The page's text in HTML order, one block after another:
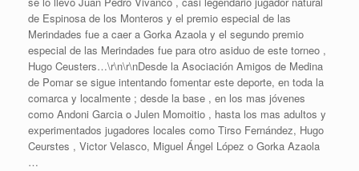
de Espinosa de los Monteros y el premio especial de las
Merindades fue a caer a Gorka Azaola y el segundo premio
especial de las Merindades fue para otro asiduo de este torneo ,
Hugo Ceusters…\r\n\r\nDesde la Asociación Amigos de Medina
de Pomar se sigue intentando fomentar este deporte, en toda la
comarca y localmente ; desde la base , en los mas jóvenes
como Andoni Garcia o Julen Momoitio , hasta los mas adultos y
experimentados jugadores locales como Tirso Fernández, Hugo
Ceurstes , Victor Velasco, Miguel Ángel López o Gorka Azaola
…